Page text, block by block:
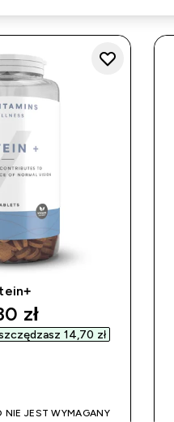
price
zł‎
14,70 zł‎
NIE JEST WYMAGANY